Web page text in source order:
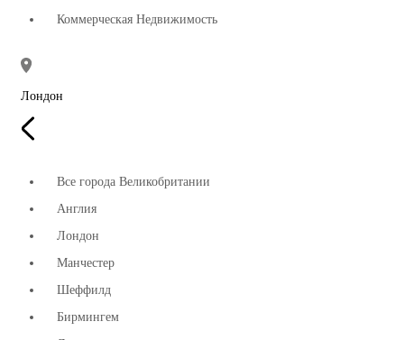
Коммерческая Недвижимость
Лондон
Все города Великобритании
Англия
Лондон
Манчестер
Шеффилд
Бирмингем